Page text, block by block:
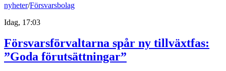
nyheter/Försvarsbolag
Idag, 17:03
Försvarsförvaltarna spår ny tillväxtfas:
”Goda förutsättningar”